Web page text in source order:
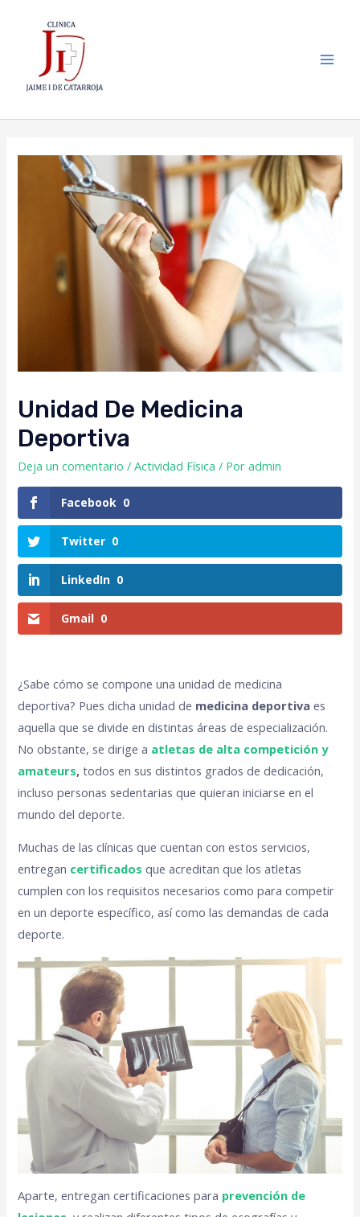
Unidad De Medicina
Deportiva
Deja un comentario /Actividad Física / Poradmin
Facebook 0
Twitter 0
LinkedIn 0
Gmail 0
¿Sabe cómo se compone una unidad de medicina
deportiva? Pues dicha unidad de medicina deportivaes
aquella que se divide en distintas áreas de especialización.
No obstante, se dirige a atletas de alta competición y
amateurs,todos en sus distintos grados de dedicación,
incluso personas sedentarias que quieran iniciarse en el
mundo del deporte.
Muchas de las clínicas que cuentan con estos servicios,
entregan certificados que acreditan que los atletas
cumplen con los requisitos necesarios como para competir
en un deporte específico, así como las demandas de cada
deporte.
Aparte, entregan certificaciones para prevención de